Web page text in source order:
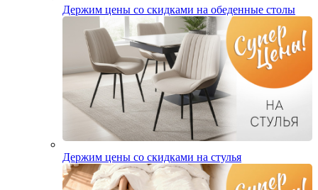
Держим цены со скидками на обеденные столы
Держим цены со скидками на стулья